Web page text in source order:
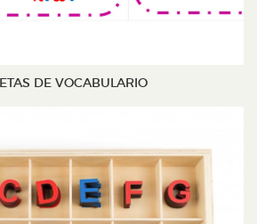
DE VOCABULARIO